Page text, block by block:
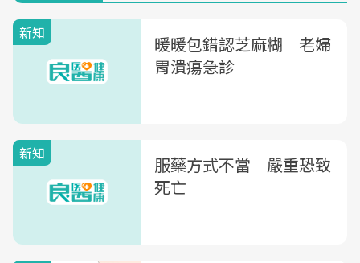
新知
暖暖包錯認芝麻糊 老婦
胃潰瘍急診
新知
服藥方式不當 嚴重恐致
死亡